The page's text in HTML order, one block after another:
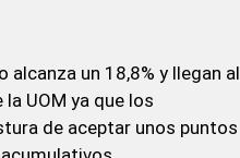
un 18,8% y llegan al
UOM ya que los
de aceptar unos puntos